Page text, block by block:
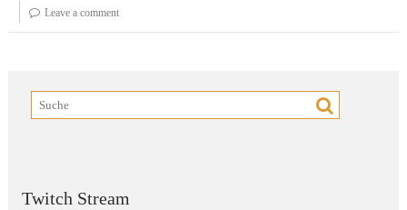
Leave a comment
Twitch Stream